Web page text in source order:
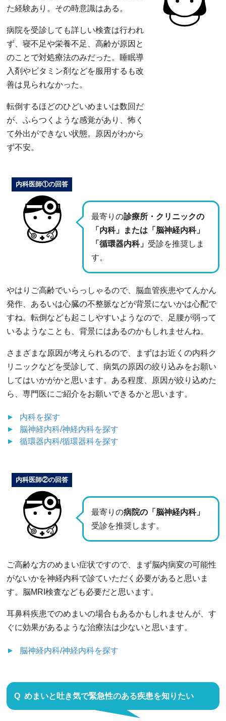
た経験あり。その時意識はある。
病院を受診しても詳しい検査は行われ
ず、寝不足や栄養不足、高齢が原因と
のことで対処療法のみだった。睡眠導
入剤やビタミン剤などを服用するも改
善は見られなかった。
転倒するほどのひどいめまいは数回だ
が、ふらつくような感覚があり、怖く
て外出ができない状態。原因がわから
ず不安。
最寄りの診療所・クリニックの
「内科」または「脳神経内科」
「循環器内科」 受診を推奨しま
す。
内科医師①の回答
やはりご高齢でいらっしゃるので、脳血管疾患やてんかん
発作、あるいは心臓の不整脈などが背景にないかは心配で
すね。転倒なども起こしやすいようなので、足腰が弱って
いるようなことも、背景にはあるのかもしれませんね。
さまざまな原因が考えられるので、まずはお近くの内科ク
リニックなどを受診して、病気の原因の絞り込みをお願い
してはいかがかと思います。ある程度、原因が絞り込めた
ら、専門医にご紹介をお願いできるかと思います。
内科を探す
脳神経内科/神経内科を探す
循環器内科/循環器科を探す
最寄りの病院の「脳神経内科」
受診を推奨します。
内科医師②の回答
ご高齢な方のめまい症状ですので、まず脳内病変の可能性
がないかを神経内科で診ていただく必要があると思いま
す。脳MRI検査なども必要だと思います。
耳鼻科疾患でのめまいの場合もあるかもしれませんが、す
ぐに効果があるような治療法は少ないと思います。
脳神経内科/神経内科を探す
めまいと吐き気で緊急性のある疾患を知りたい